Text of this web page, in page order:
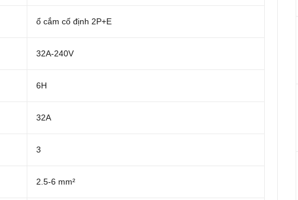
ổ cắm cố định 2P+E
32A-240V
6H
32A
3
2.5-6 mm²